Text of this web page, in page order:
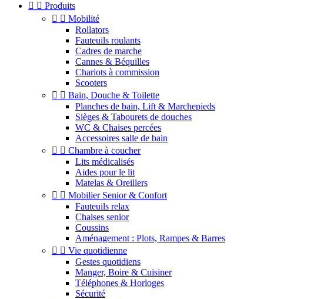
  Produits
  Mobilité
Rollators
Fauteuils roulants
Cadres de marche
Cannes & Béquilles
Chariots à commission
Scooters
  Bain, Douche & Toilette
Planches de bain, Lift & Marchepieds
Sièges & Tabourets de douches
WC & Chaises percées
Accessoires salle de bain
  Chambre à coucher
Lits médicalisés
Aides pour le lit
Matelas & Oreillers
  Mobilier Senior & Confort
Fauteuils relax
Chaises senior
Coussins
Aménagement : Plots, Rampes & Barres
  Vie quotidienne
Gestes quotidiens
Manger, Boire & Cuisiner
Téléphones & Horloges
Sécurité